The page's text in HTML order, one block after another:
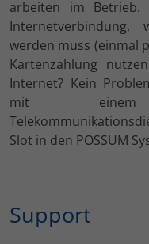
arbeiten im
Internetverbindung,
werden muss (einmal
Kartenzahlung
Internet? Kein
mit
Slot in den POSSUM
Support